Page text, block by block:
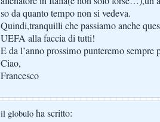
so da quanto tempo non si vedeva.
Quindi,tranquilli che passiamo anche
UEFA alla faccia di tutti!
E da l’anno prossimo punteremo sempre
Ciao,
Francesco
il globulo ha scritto: